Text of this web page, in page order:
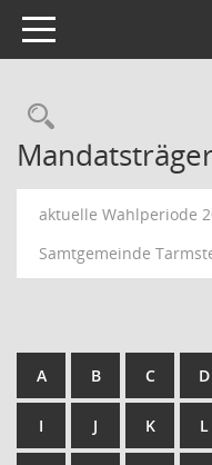
Toggle navigation
aktuelle Wahlperiode
Samtgemeinde
A B C D
I J K L